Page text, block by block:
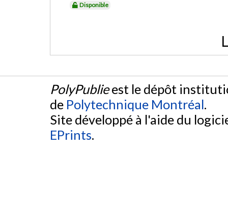
Disponible
PolyPublieest le dépôt
de Polytechnique Montréal.
Site développé à l'aide du
EPrints.